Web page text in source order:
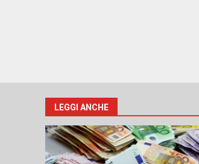
LEGGI ANCHE